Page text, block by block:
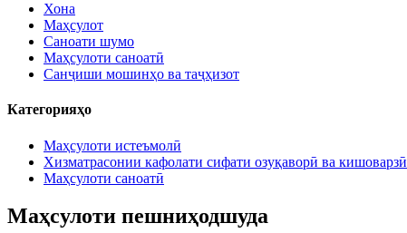
Хона
Маҳсулот
Саноати шумо
Маҳсулоти саноатӣ
Санҷиши мошинҳо ва таҷҳизот
Категорияҳо
Маҳсулоти истеъмолӣ
Хизматрасонии кафолати сифати озуқаворӣ ва кишоварзӣ
Маҳсулоти саноатӣ
Маҳсулоти пешниҳодшуда